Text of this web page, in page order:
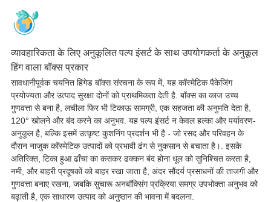
व्यावहारिकता के लिए अनुकूलित पल्प इंसर्ट के साथ उपयोगकर्ता के अनुकूल
हिंग वाला बॉक्स प्रकार
सावधानीपूर्वक चयनित हिंगेड बॉक्स संरचना के रूप में, यह कॉस्मेटिक पैकेजिंग
प्रयोज्यता और उत्पाद सुरक्षा दोनों को प्राथमिकता देती है. बॉक्स का काज उच्च
गुणवत्ता से बना है, लचीला फिर भी टिकाऊ सामग्री, एक सहजता की अनुमति देता है,
120° खोलने और बंद करने का अनुभव. यह पल्प इंसर्ट न केवल हल्का और पर्यावरण-
अनुकूल है, बल्कि इसमें उत्कृष्ट कुशनिंग प्रदर्शन भी है - जो रसद और परिवहन के
दौरान नाजुक कॉस्मेटिक उत्पादों को प्रभावी ढंग से नुकसान से बचाता है।. इसके
अतिरिक्त, टिका हुआ ढाँचा का कसकर ढक्कन बंद होना धूल को सुनिश्चित करता है,
नमी, और बाहरी प्रदूषकों को बाहर रखा जाता है, अंदर सौंदर्य प्रसाधनों की ताजगी और
गुणवत्ता बनाए रखना, जबकि सुचारू अनबॉक्सिंग प्रक्रिया समग्र उपभोक्ता अनुभव को
बढ़ाती है, एक साधारण उत्पाद को अनुष्ठान की भावना में बदलना.